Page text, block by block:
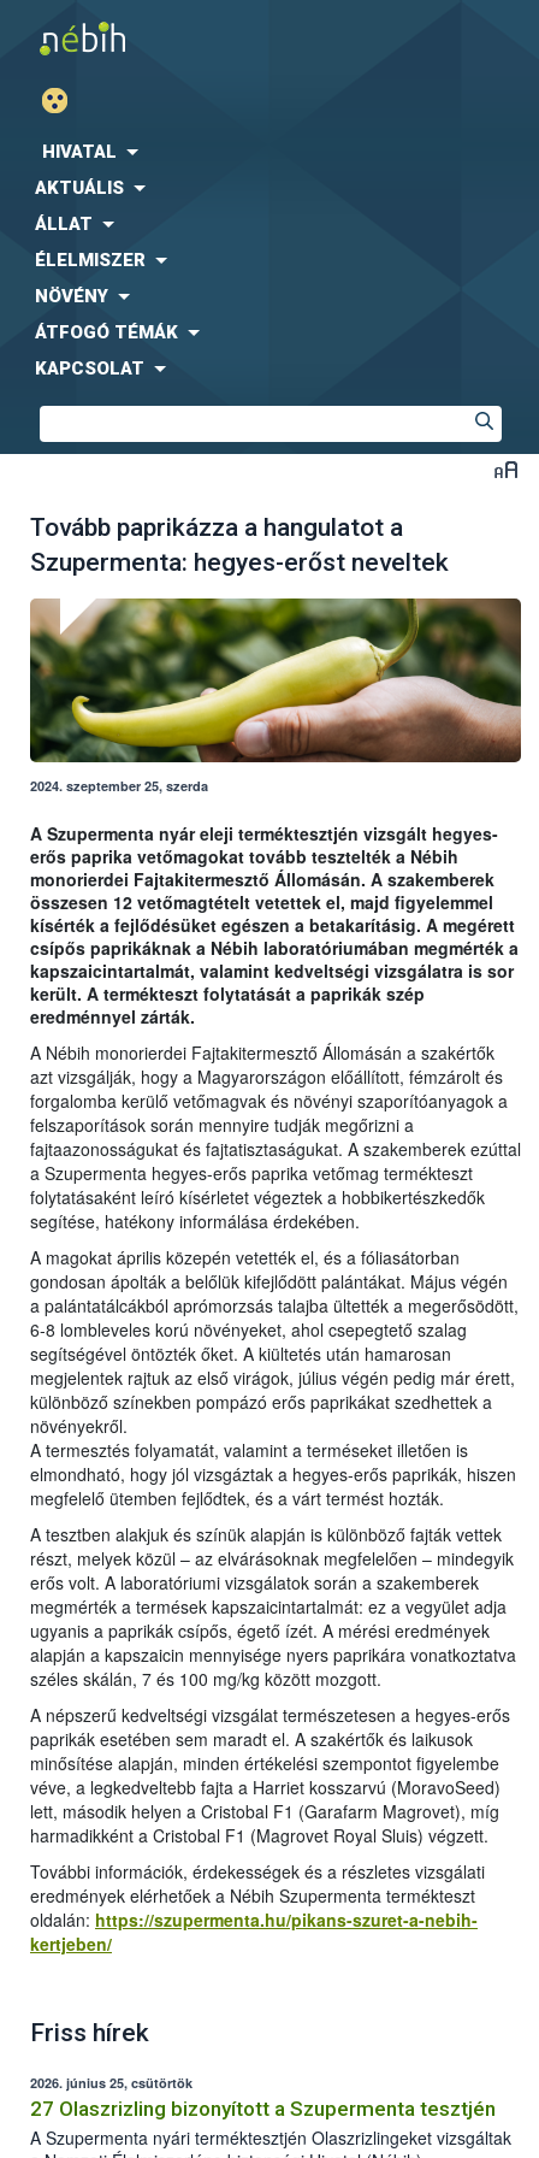
HIVATAL
AKTUÁLIS
ÁLLAT
ÉLELMISZER
NÖVÉNY
ÁTFOGÓ TÉMÁK
KAPCSOLAT
Tovább paprikázza a hangulatot a
Szupermenta: hegyes-erőst neveltek
2024. szeptember 25, szerda
A Szupermenta nyár eleji terméktesztjén vizsgált hegyes-
erős paprika vetőmagokat tovább tesztelték a Nébih
monorierdei Fajtakitermesztő Állomásán. A szakemberek
összesen 12 vetőmagtételt vetettek el, majd figyelemmel
kísérték a fejlődésüket egészen a betakarításig. A megérett
csípős paprikáknak a Nébih laboratóriumában megmérték a
kapszaicintartalmát, valamint kedveltségi vizsgálatra is sor
került. A termékteszt folytatását a paprikák szép
eredménnyel zárták.
A Nébih monorierdei Fajtakitermesztő Állomásán a szakértők
azt vizsgálják, hogy a Magyarországon előállított, fémzárolt és
forgalomba kerülő vetőmagvak és növényi szaporítóanyagok a
felszaporítások során mennyire tudják megőrizni a
fajtaazonosságukat és fajtatisztaságukat. A szakemberek ezúttal
a Szupermenta hegyes-erős paprika vetőmag termékteszt
folytatásaként leíró kísérletet végeztek a hobbikertészkedők
segítése, hatékony informálása érdekében.
A magokat április közepén vetették el, és a fóliasátorban
gondosan ápolták a belőlük kifejlődött palántákat. Május végén
a palántatálcákból aprómorzsás talajba ültették a megerősödött,
6-8 lombleveles korú növényeket, ahol csepegtető szalag
segítségével öntözték őket. A kiültetés után hamarosan
megjelentek rajtuk az első virágok, július végén pedig már érett,
különböző színekben pompázó erős paprikákat szedhettek a
növényekről.
A termesztés folyamatát, valamint a terméseket illetően is
elmondható, hogy jól vizsgáztak a hegyes-erős paprikák, hiszen
megfelelő ütemben fejlődtek, és a várt termést hozták.
A tesztben alakjuk és színük alapján is különböző fajták vettek
részt, melyek közül – az elvárásoknak megfelelően – mindegyik
erős volt. A laboratóriumi vizsgálatok során a szakemberek
megmérték a termések kapszaicintartalmát: ez a vegyület adja
ugyanis a paprikák csípős, égető ízét. A mérési eredmények
alapján a kapszaicin mennyisége nyers paprikára vonatkoztatva
széles skálán, 7 és 100 mg/kg között mozgott.
A népszerű kedveltségi vizsgálat természetesen a hegyes-erős
paprikák esetében sem maradt el. A szakértők és laikusok
minősítése alapján, minden értékelési szempontot figyelembe
véve, a legkedveltebb fajta a Harriet kosszarvú (MoravoSeed)
lett, második helyen a Cristobal F1 (Garafarm Magrovet), míg
harmadikként a Cristobal F1 (Magrovet Royal Sluis) végzett.
További információk, érdekességek és a részletes vizsgálati
eredmények elérhetőek a Nébih Szupermenta termékteszt
oldalán: https://szupermenta.hu/pikans-szuret-a-nebih-
kertjeben/
Friss hírek
2026. június 25, csütörtök
27 Olaszrizling bizonyított a Szupermenta tesztjén
A Szupermenta nyári terméktesztjén Olaszrizlingeket vizsgáltak